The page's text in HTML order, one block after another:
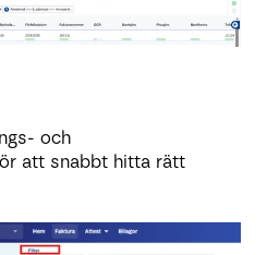
och
att snabbt hitta rätt